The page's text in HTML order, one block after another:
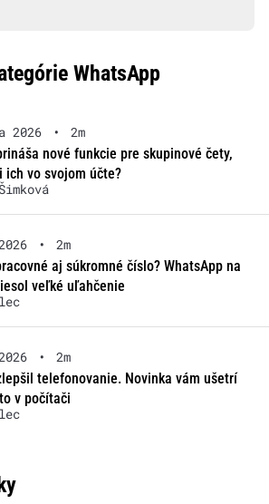
WhatsApp
2026 •
2m
nové funkcie pre skupinové čety,
ich vo svojom účte?
•
2m
aj súkromné číslo? WhatsApp na
veľké uľahčenie
•
2m
telefonovanie. Novinka vám ušetrí
v počítači